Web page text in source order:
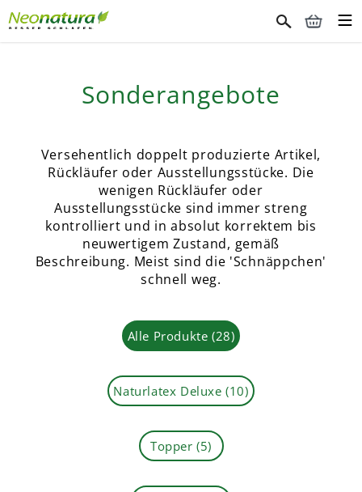
Sonderangebote
Versehentlich doppelt produzierte Artikel,
Rückläufer oder Ausstellungsstücke. Die
wenigen Rückläufer oder
Ausstellungsstücke sind immer streng
kontrolliert und in absolut korrektem bis
neuwertigem Zustand, gemäß
Beschreibung. Meist sind die 'Schnäppchen'
schnell weg.
Alle Produkte (28)
Naturlatex Deluxe(10)
Topper(5)